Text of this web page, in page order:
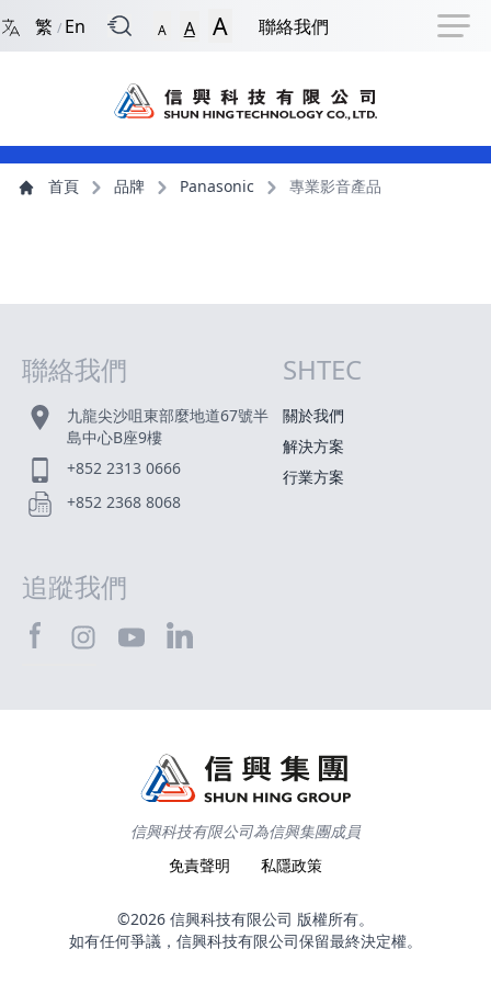
跳到捷徑選項 跳到主導航選單 跳到頁尾
繁 / En A A A 聯絡我們
主導航選單
主內容 首頁 品牌 Panasonic 專業影音產品
聯絡我們
九龍尖沙咀東部麼地道67號半
島中心B座9樓
+852 2313 0666
+852 2368 8068
網站指南
SHTEC
關於我們
解決方案
行業方案
追蹤我們
信興科技有限公司為信興集團成員
免責聲明
私隱政策
©2026 信興科技有限公司 版權所有。
如有任何爭議，信興科技有限公司保留最終決定權。